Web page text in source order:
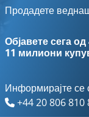
Продадете
Објавете сега
11 милиони
Информирајте се
+44 20 806 810